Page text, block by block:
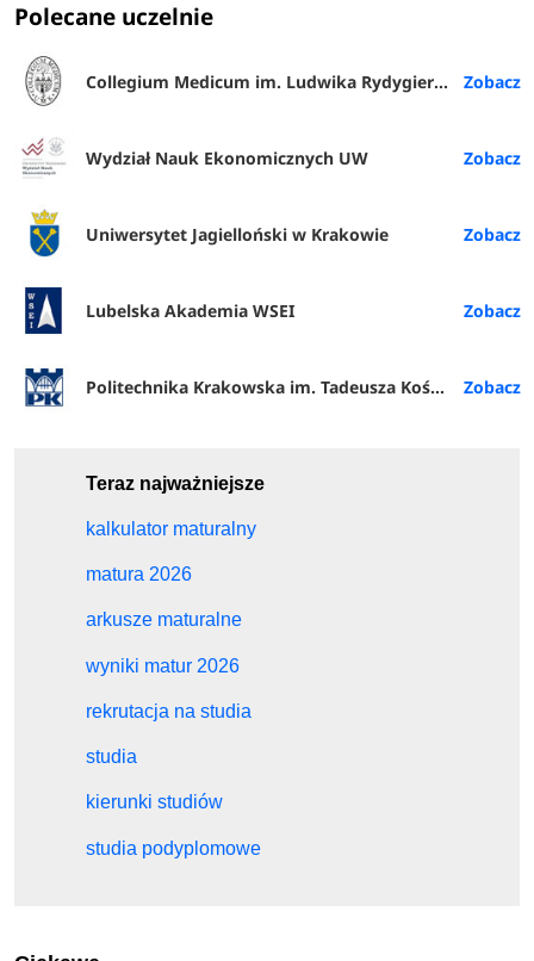
Polecane uczelnie
Collegium Medicum im. Ludwika Rydygiera w Bydgoszczy
Wydział Nauk Ekonomicznych UW
Uniwersytet Jagielloński w Krakowie
Lubelska Akademia WSEI
Politechnika Krakowska im. Tadeusza Kościuszki
Teraz najważniejsze
kalkulator maturalny
matura 2026
arkusze maturalne
wyniki matur 2026
rekrutacja na studia
studia
kierunki studiów
studia podyplomowe